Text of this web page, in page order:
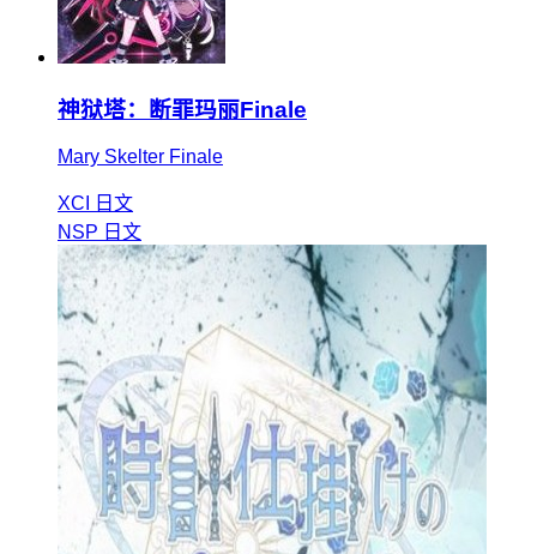
神狱塔：断罪玛丽Finale
Mary Skelter Finale
XCI
日文
NSP 日文